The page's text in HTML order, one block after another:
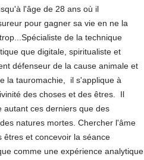
l'âge de 28 ans où il
pour gagner sa vie en ne la
de la technique
que digitale, spiritualiste et
défenseur de la cause animale et
la tauromachie, il s'applique à
des choses et des êtres. Il
autant ces derniers que des
natures mortes. Chercher l'âme
êtres et concevoir la séance
comme une expérience analytique